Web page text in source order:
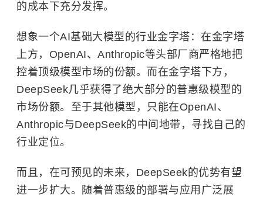
的成本下充分发挥。
想象一个AI基础大模型的行业金字塔：在金字塔
上方，OpenAI、Anthropic等头部厂商严格地把
控着顶级模型市场的份额。而在金字塔下方，
DeepSeek几乎获得了绝大部分的普惠级模型的
市场份额。至于其他模型，只能在OpenAI、
Anthropic与DeepSeek的中间地带，寻找自己的
行业定位。
而且，在可预见的未来，DeepSeek的优势有望
进一步扩大。随着普惠级的部署与应用广泛展